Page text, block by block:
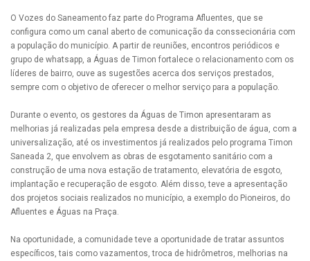
O Vozes do Saneamento faz parte do Programa Afluentes, que se
configura como um canal aberto de comunicação da conssecionária com
a população do município. A partir de reuniões, encontros periódicos e
grupo de whatsapp, a Águas de Timon fortalece o relacionamento com os
líderes de bairro, ouve as sugestões acerca dos serviços prestados,
sempre com o objetivo de oferecer o melhor serviço para a população.
Durante o evento, os gestores da Águas de Timon apresentaram as
melhorias já realizadas pela empresa desde a distribuição de água, com a
universalização, até os investimentos já realizados pelo programa Timon
Saneada 2, que envolvem as obras de esgotamento sanitário com a
construção de uma nova estação de tratamento, elevatória de esgoto,
implantação e recuperação de esgoto. Além disso, teve a apresentação
dos projetos sociais realizados no município, a exemplo do Pioneiros, do
Afluentes e Águas na Praça.
Na oportunidade, a comunidade teve a oportunidade de tratar assuntos
específicos, tais como vazamentos, troca de hidrômetros, melhorias na